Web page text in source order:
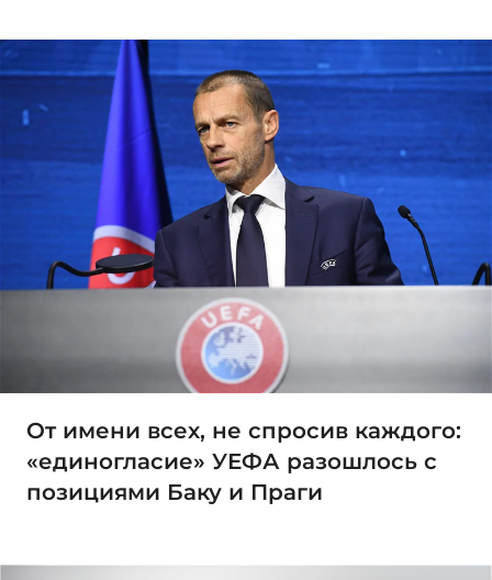
От имени всех, не спросив каждого:
«единогласие» УЕФА разошлось с
позициями Баку и Праги